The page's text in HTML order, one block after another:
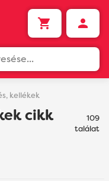
kellékek
109
találat
cikk